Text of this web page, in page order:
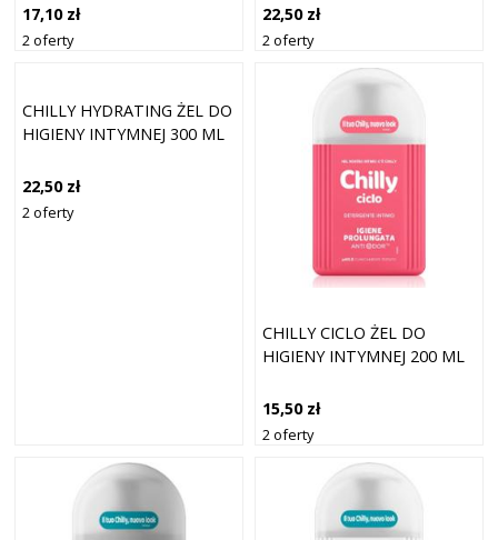
17,10 zł
2 oferty
22,50 zł
2 oferty
CHILLY HYDRATING ŻEL DO
HIGIENY INTYMNEJ 300 ML
22,50 zł
2 oferty
CHILLY CICLO ŻEL DO
HIGIENY INTYMNEJ 200 ML
15,50 zł
2 oferty